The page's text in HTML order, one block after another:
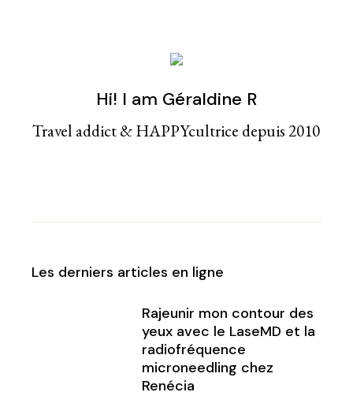
Hi! I am Géraldine R
Travel addict & HAPPYcultrice depuis 2010
Les derniers articles en ligne
Rajeunir mon contour des
yeux avec le LaseMD et la
radiofréquence
microneedling chez
Renécia